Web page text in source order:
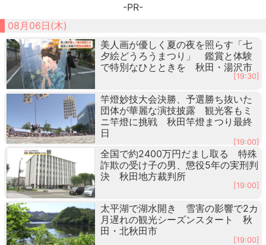
-PR-
08月06日(木)
美人画が優しく夏の夜を照らす「七
夕絵どうろうまつり」 鑑賞と体験
で特別なひとときを 秋田・湯沢市
[19:30]
竿燈妙技大会決勝、予選勝ち抜いた
団体が華麗な演技披露 観光客もミ
ニ竿燈に挑戦 秋田竿燈まつり最終
日
[19:00]
全国で約2400万円だまし取る 特殊
詐欺の受け子の男、懲役5年の実刑判
決 秋田地方裁判所
[19:00]
太平湖で湖水開き 雪害の影響で2カ
月遅れの観光シーズンスタート 秋
田・北秋田市
[19:00]